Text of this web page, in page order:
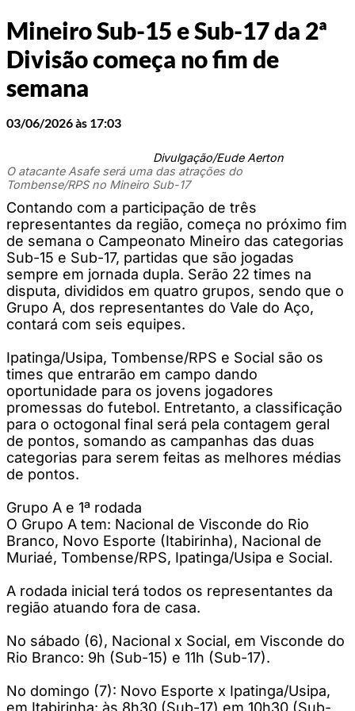
Mineiro Sub-15 e Sub-17 da 2ª
Divisão começa no fim de
semana
03/06/2026 às 17:03
Divulgação/Eude Aerton
O atacante Asafe será uma das atrações do
Tombense/RPS no Mineiro Sub-17
Contando com a participação de três
representantes da região, começa no próximo fim
de semana o Campeonato Mineiro das categorias
Sub-15 e Sub-17, partidas que são jogadas
sempre em jornada dupla. Serão 22 times na
disputa, divididos em quatro grupos, sendo que o
Grupo A, dos representantes do Vale do Aço,
contará com seis equipes.
Ipatinga/Usipa, Tombense/RPS e Social são os
times que entrarão em campo dando
oportunidade para os jovens jogadores
promessas do futebol. Entretanto, a classificação
para o octogonal final será pela contagem geral
de pontos, somando as campanhas das duas
categorias para serem feitas as melhores médias
de pontos.
Grupo A e 1ª rodada
O Grupo A tem: Nacional de Visconde do Rio
Branco, Novo Esporte (Itabirinha), Nacional de
Muriaé, Tombense/RPS, Ipatinga/Usipa e Social.
A rodada inicial terá todos os representantes da
região atuando fora de casa.
No sábado (6), Nacional x Social, em Visconde do
Rio Branco: 9h (Sub-15) e 11h (Sub-17).
No domingo (7): Novo Esporte x Ipatinga/Usipa,
em Itabirinha: às 8h30 (Sub-17) em 10h30 (Sub-